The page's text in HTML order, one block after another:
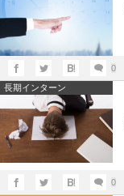
0
長期インターン
0